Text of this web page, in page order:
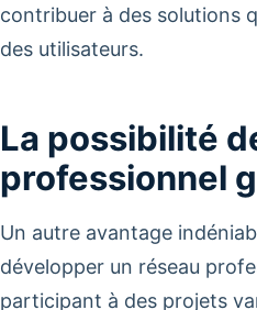
contribuer à des solutions
des utilisateurs.
La possibilité
professionnel
Un autre avantage
développer un réseau
participant à des projets